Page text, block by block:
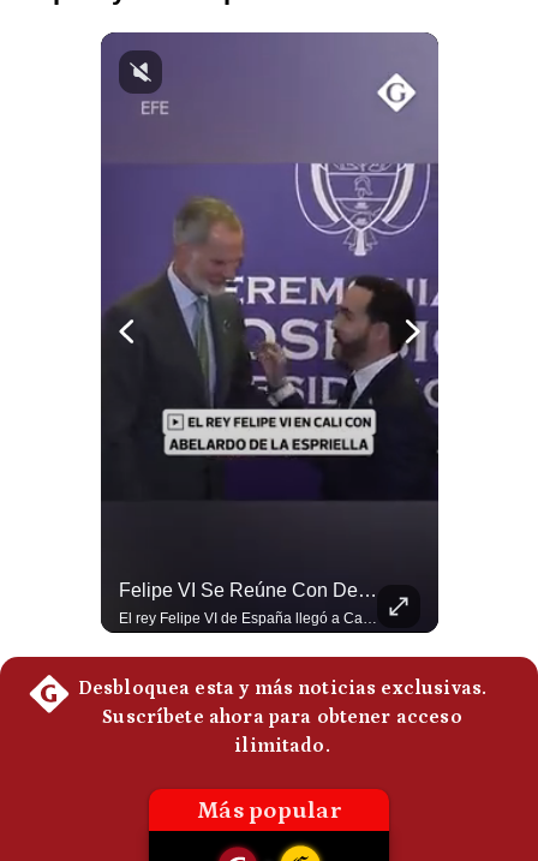
Felipe VI Se Reúne Con De La Espriella Antes De La Investidura | Gestión Mundo